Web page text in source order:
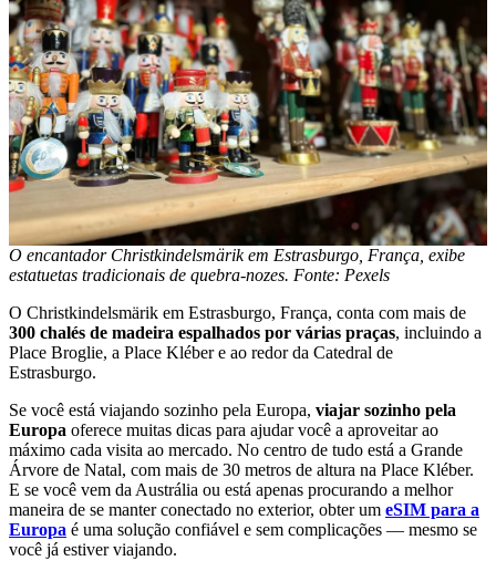
O encantador Christkindelsmärik em Estrasburgo, França, exibe
estatuetas tradicionais de quebra-nozes. Fonte: Pexels
O Christkindelsmärik em Estrasburgo, França, conta com mais de
300 chalés de madeira espalhados por várias praças, incluindo a
Place Broglie, a Place Kléber e ao redor da Catedral de
Estrasburgo.
Se você está viajando sozinho pela Europa, viajar sozinho pela
Europa oferece muitas dicas para ajudar você a aproveitar ao
máximo cada visita ao mercado. No centro de tudo está a Grande
Árvore de Natal, com mais de 30 metros de altura na Place Kléber.
E se você vem da Austrália ou está apenas procurando a melhor
maneira de se manter conectado no exterior, obter um eSIM para a
Europa é uma solução confiável e sem complicações — mesmo se
você já estiver viajando.